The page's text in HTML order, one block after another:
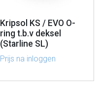
Kripsol KS / EVO O-
ring t.b.v deksel
(Starline SL)
Prijs na inloggen